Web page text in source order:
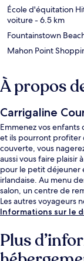
École d'équitation
voiture- 6.5 km
Fountainstown
Mahon Point
À propos
Carrigaline
Emmenez vos enfants
et ils pourront profiter
couverte, vous
aussi vous faire plaisir
pour le petit déjeuner
irlandaise. Au menu
salon, un centre de
Les autres voyageurs
personnel attentionné.
Informations sur le
Plus